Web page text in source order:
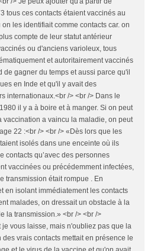
tous ces contacts étaient vaccinés au
on les identifiait comme contacts car. on
compte de leur statut antérieur
ou d'anciens varioleux, tous
et autoritairement vaccinés
de gagner du temps et aussi parce qu'il
en Inde et qu'il y avait des
internationaux.<br /> <br /> Dans le
il y a à boire et à manger. Si on peut
vaccination a vaincu la maladie, on peut
22 :<br /> <br /> «Dès lors que les
isolés dans une enceinte où ils
contacts qu’avec des personnes
vaccinées ou précédemment infectées,
transmission était rompue . En
en isolant immédiatement les contacts
malades, on dressait un obstacle à la
la transmission.» <br /> <br />
je vous laisse, mais n'oubliez pas que la
des vrais contacts mettait en présence le